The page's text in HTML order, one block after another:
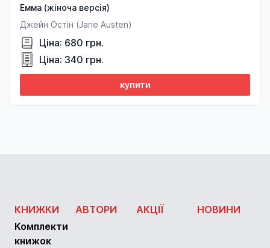
Емма (жіноча версія)
Джейн Остін (Jane Austen)
Ціна: 680 грн.
Ціна: 340 грн.
купити
КНИЖКИ
Комплекти
книжок
АВТОРИ АКЦІЇ НОВИНИ